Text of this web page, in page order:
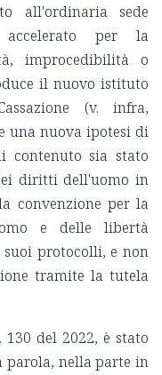
all'ordinaria sede
accelerato per la
improcedibilità o
il nuovo istituto
(v. infra,
una nuova ipotesi di
contenuto sia stato
diritti dell'uomo in
convenzione per la
e delle libertà
protocolli, e non
tramite la tutela
del 2022, è stato
parola, nella parte in